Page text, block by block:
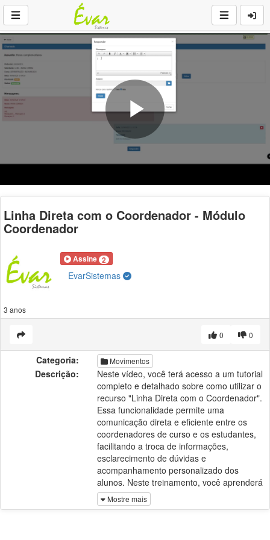
Play
Video
Linha Direta com o Coordenador - Módulo
Coordenador
Assine 2
EvarSistemas
3 anos
0
0
Categoria: Movimentos
Descrição:
Neste vídeo, você terá acesso a um tutorial
completo e detalhado sobre como utilizar o
recurso "Linha Direta com o Coordenador".
Essa funcionalidade permite uma
comunicação direta e eficiente entre os
coordenadores de curso e os estudantes,
facilitando a troca de informações,
esclarecimento de dúvidas e
acompanhamento personalizado dos
alunos. Neste treinamento, você aprenderá
passo a passo como utilizar essa poderosa
ferramenta, maximizando a comunicação e
Mostre mais